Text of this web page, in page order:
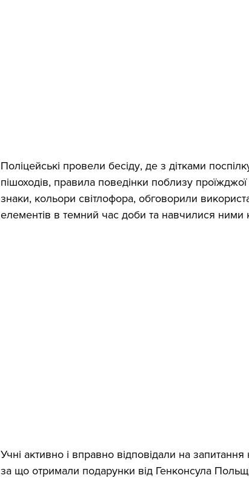
Поліцейські провели бесіду, де з дітками
пішоходів, правила поведінки поблизу
знаки, кольори світлофора, обговорили
елементів в темний час доби та навчилися ними
Учні активно і вправно відповідали на
за що отримали подарунки від Генконсула